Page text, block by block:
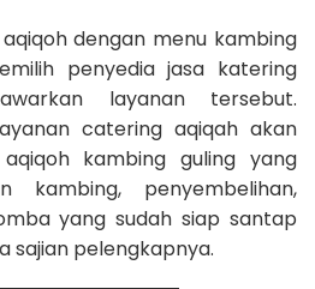
dengan menu kambing
penyedia jasa katering
layanan tersebut.
catering aqiqah akan
kambing guling yang
kambing, penyembelihan,
yang sudah siap santap
sajian pelengkapnya.